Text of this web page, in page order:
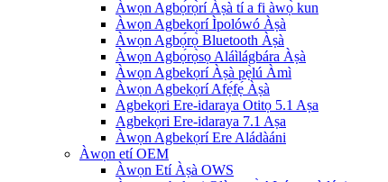
Àwọn Agbọ́rọ̀rí Àṣà tí a fi àwọ̀ kun
Àwọn Agbekọrí Ìpolówó Àṣà
Àwọn Agbọ́rọ̀ Bluetooth Àṣà
Àwọn Agbọ́rọ̀sọ Aláìlágbára Àṣà
Àwọn Agbekọrí Àṣà pẹ̀lú Àmì
Àwọn Agbekọrí Afẹ́fẹ́ Àṣà
Agbekọri Ere-idaraya Otitọ 5.1 Aṣa
Agbekọri Ere-idaraya 7.1 Aṣa
Àwọn Agbekọrí Ere Aládàáni
Àwọn etí OEM
Àwọn Etí Àṣà OWS